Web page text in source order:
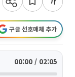
구글 선호매체 추가
00:00 / 02:05